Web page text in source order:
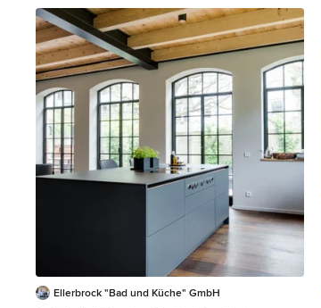
poudrée suer les murs et des plans de travail clairs.
Face au linéaire technique nous avons organisé un
linéaire bas , pensé comme un buffet, avec un long plan
de travail. Un coin repas prend place près de la fenêtre.
Le carrelage classique marque sont originalité par ces
cabochons de couleurs douces et variées , en
harmonie avec l'ensemble de la pièce.
Ellerbrock "Bad und Küche" GmbH